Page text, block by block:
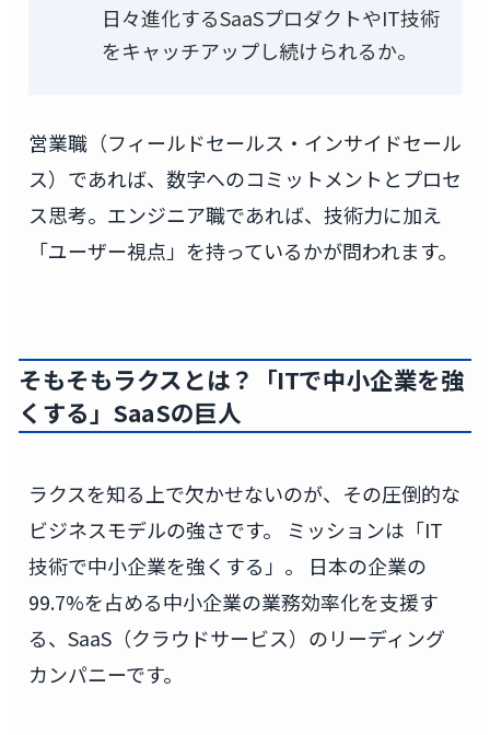
日々進化するSaaSプロダクトやIT技術
をキャッチアップし続けられるか。
営業職（フィールドセールス・インサイドセール
ス）であれば、数字へのコミットメントとプロセ
ス思考。エンジニア職であれば、技術力に加え
「ユーザー視点」を持っているかが問われます。
そもそもラクスとは？「ITで中小企業を強
くする」SaaSの巨人
ラクスを知る上で欠かせないのが、その圧倒的な
ビジネスモデルの強さです。 ミッションは「IT
技術で中小企業を強くする」。 日本の企業の
99.7%を占める中小企業の業務効率化を支援す
る、SaaS（クラウドサービス）のリーディング
カンパニーです。